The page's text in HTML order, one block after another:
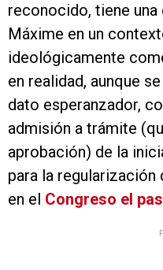
reconocido, tiene
Máxime en un
ideológicamente
en realidad, aunque
dato esperanzador,
admisión a trámite
aprobación) de la
para la regularización
en el Congreso el